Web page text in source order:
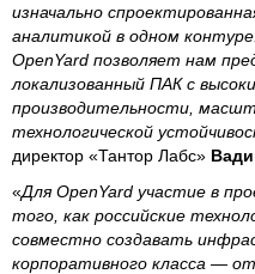
изначально
аналитикой в одном
OpenYard позволяет нам
локализованный ПАК с
производительности,
технологической
директор «Тантор Лабс»
«Для OpenYard участие в
того, как российские
совместно создавать
корпоративного класса —